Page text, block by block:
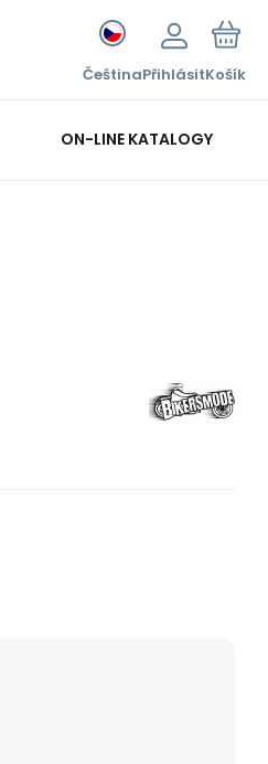
ČeštinaPřihlásitKošík
ON-LINE KATALOGY